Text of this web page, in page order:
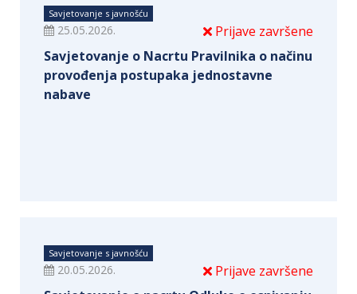
Savjetovanje s javnošću
Prijave završene
25.05.2026.
Savjetovanje o Nacrtu Pravilnika o načinu
provođenja postupaka jednostavne
nabave
Savjetovanje s javnošću
Prijave završene
20.05.2026.